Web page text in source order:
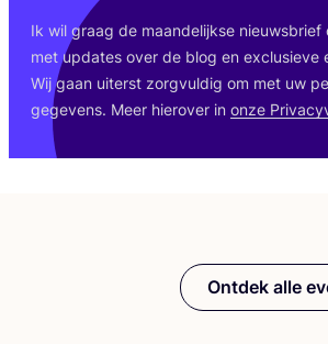
Ik wil graag de maan­de­lijk­se nieuws­brief
met upda­tes over de blog en exclu­sie­ve
Wij gaan uiterst zorg­vul­dig om met uw
gege­vens. Meer hier­over in onze
Ontdek alle